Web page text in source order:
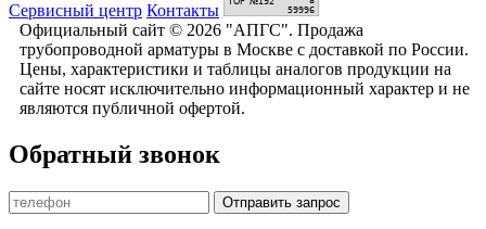
Сервисный центр Контакты
Официальный сайт © 2026 "АПГС". Продажа
трубопроводной арматуры в Москве с доставкой по России.
Цены, характеристики и таблицы аналогов продукции на
сайте носят исключительно информационный характер и не
являются публичной офертой.
Обратный звонок
Отправить запрос